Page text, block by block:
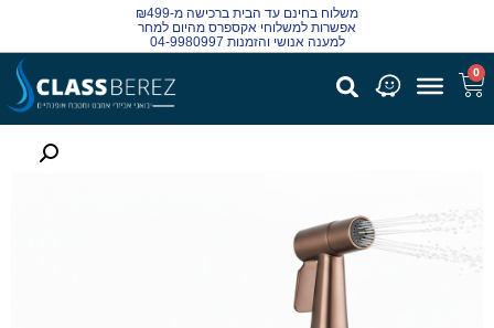
משלוח בחינם עד הבית ברכישה מ-₪499
אפשרות למשלוחי אקספרס מהיום למחר
למענה אנושי והזמנות 04-9980997
0